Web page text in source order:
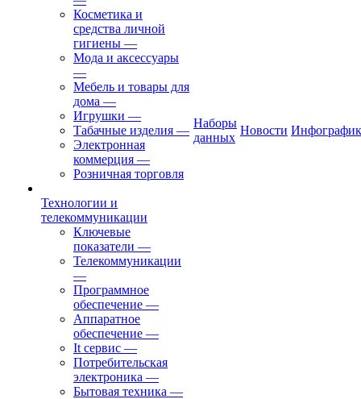
Косметика и
средства личной
гигиены —
Мода и аксессуары
—
Мебель и товары для
дома —
Игрушки —
Табачные изделия —
Электронная
коммерция —
Розничная торговля
Технологии и
телекоммуникации
Ключевые
показатели —
Телекоммуникации
—
Программное
обеспечение —
Аппаратное
обеспечение —
It сервис —
Потребительская
электроника —
Бытовая техника —
Наборы
данных
Новости